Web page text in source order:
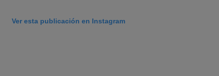
Ver esta publicación en Instagram